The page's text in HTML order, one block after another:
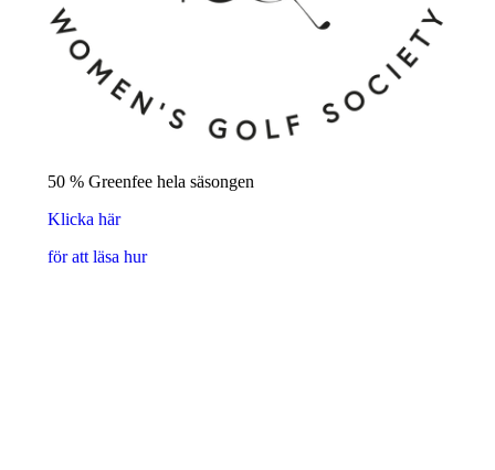
50 % Greenfee hela säsongen
Klicka här
för att läsa hur